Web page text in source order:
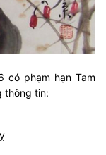
có phạm hạn Tam
thông tin: